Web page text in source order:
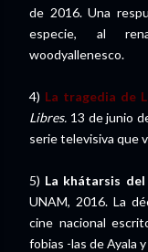
de 2016. Una
especie, al
woodyallenesco.
4) La tragedia de
Libres. 13 de junio
serie televisiva que
5) La khátarsis del
UNAM, 2016. La
cine nacional
fobias -las de Ayala